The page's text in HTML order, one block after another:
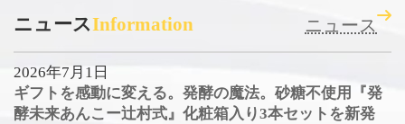
ニュースInformation ニュース
2026年7月1日
ギフトを感動に変える。発酵の魔法。砂糖不使用『発
酵未来あんこー辻村式』化粧箱入り3本セットを新発